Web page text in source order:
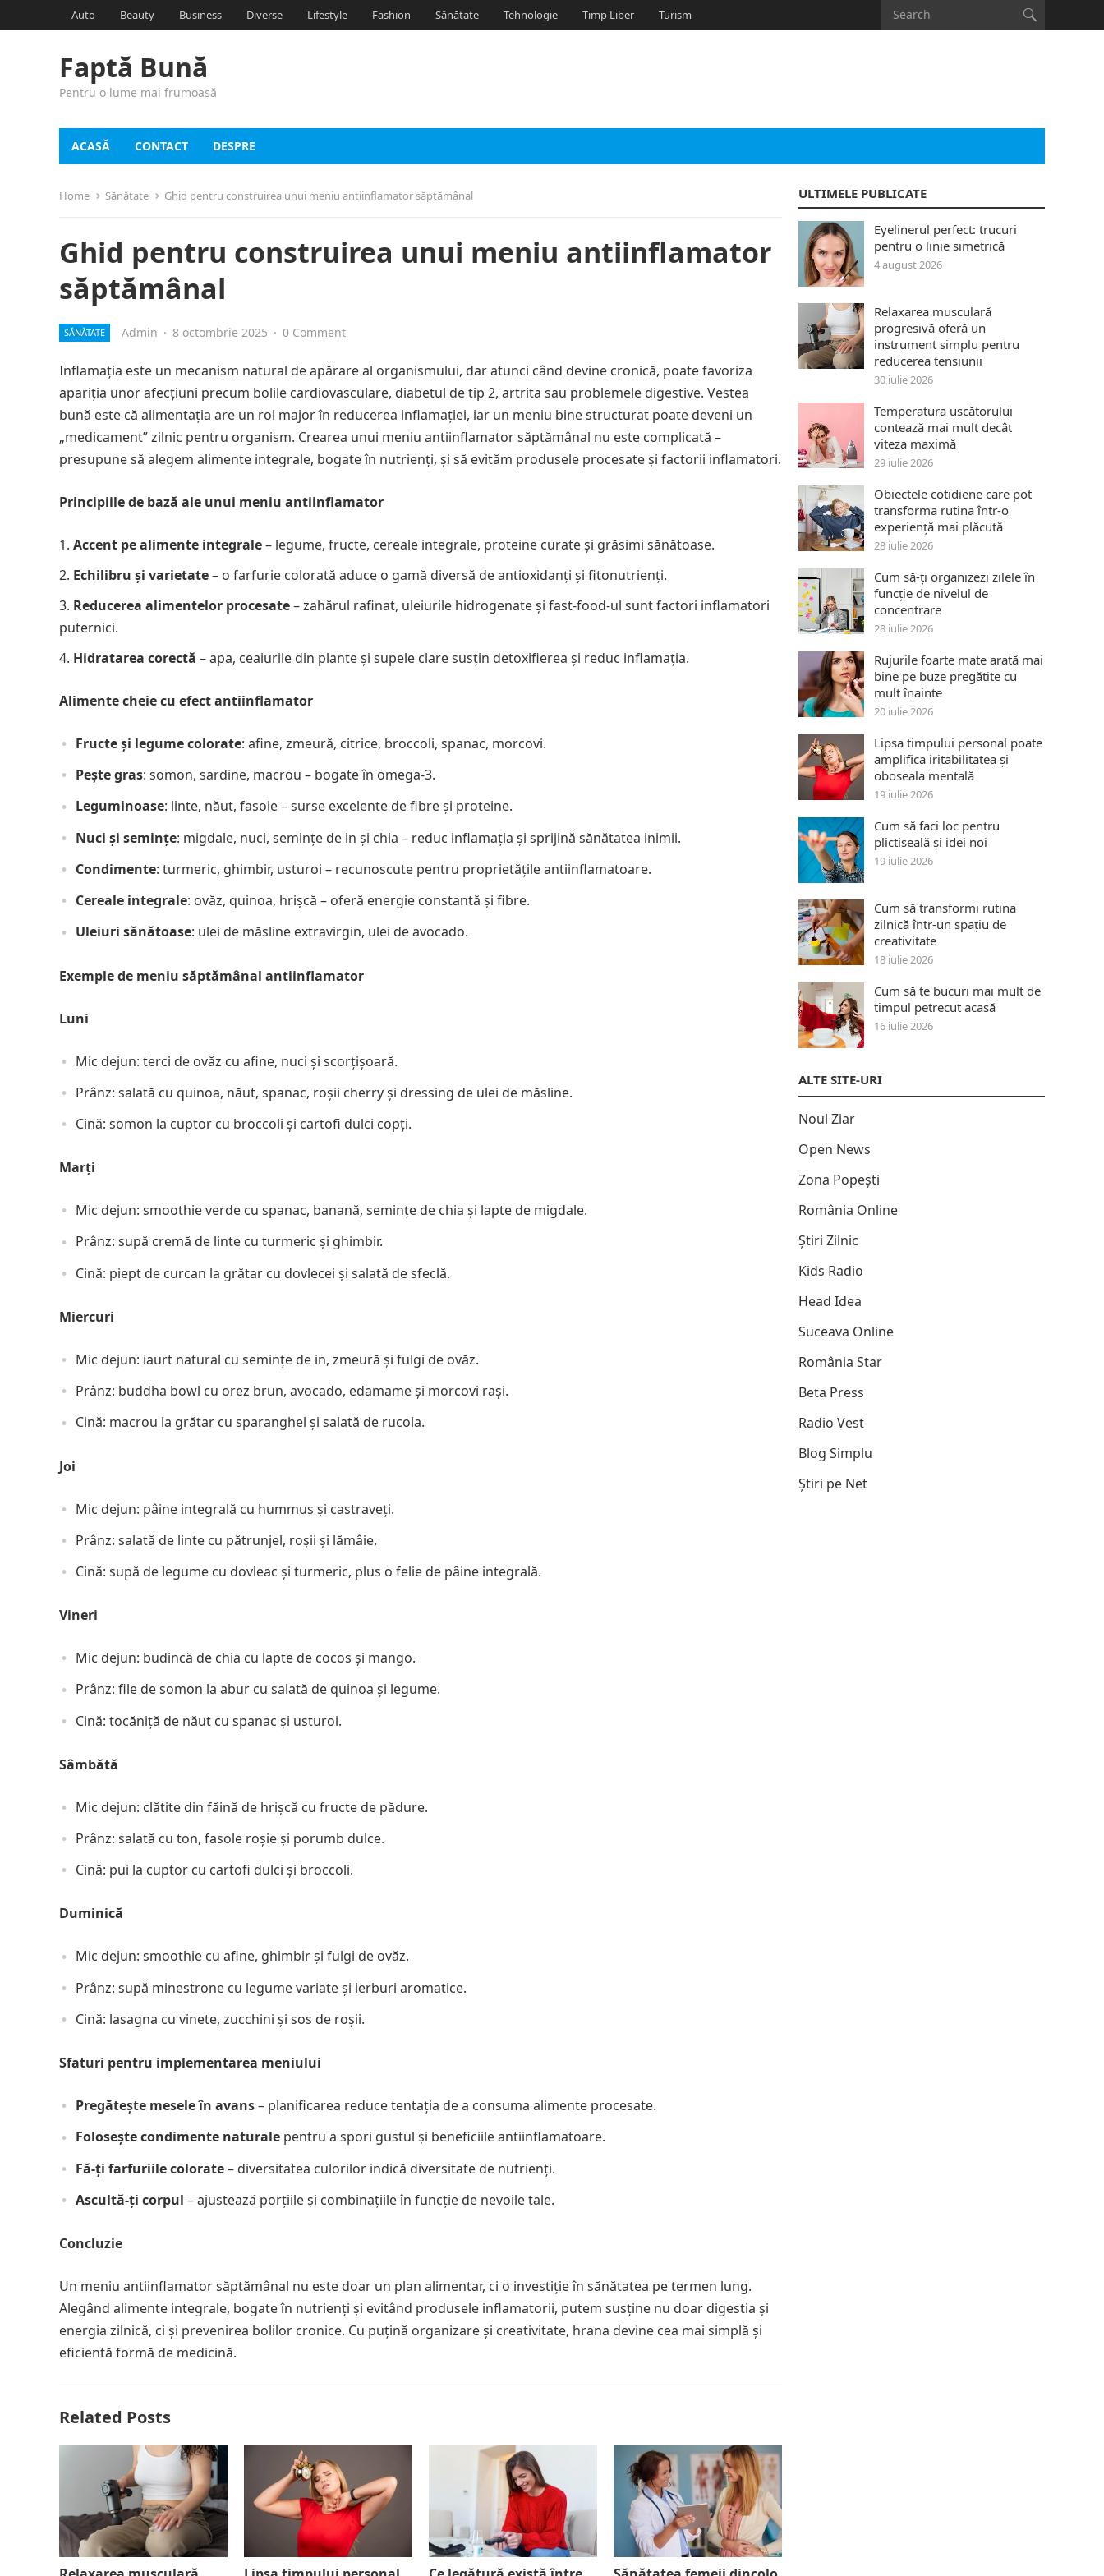
Auto Beauty Business Diverse Lifestyle Fashion Sănătate Tehnologie Timp Liber Turism
Faptă Bună
Pentru o lume mai frumoasă
ACASĂ CONTACT DESPRE
Home Sănătate Ghid pentru construirea unui meniu antiinflamator săptămânal
Ghid pentru construirea unui meniu antiinflamator
săptămânal
SĂNĂTATE Admin · 8 octombrie 2025 · 0 Comment
Inflamația este un mecanism natural de apărare al organismului, dar atunci când devine cronică, poate favoriza
apariția unor afecțiuni precum bolile cardiovasculare, diabetul de tip 2, artrita sau problemele digestive. Vestea
bună este că alimentația are un rol major în reducerea inflamației, iar un meniu bine structurat poate deveni un
„medicament” zilnic pentru organism. Crearea unui meniu antiinflamator săptămânal nu este complicată –
presupune să alegem alimente integrale, bogate în nutrienți, și să evităm produsele procesate și factorii inflamatori.
Principiile de bază ale unui meniu antiinflamator
Accent pe alimente integrale– legume, fructe, cereale integrale, proteine curate și grăsimi sănătoase.
Echilibru și varietate– o farfurie colorată aduce o gamă diversă de antioxidanți și fitonutrienți.
Reducerea alimentelor procesate– zahărul rafinat, uleiurile hidrogenate și fast-food-ul sunt factori inflamatori
puternici.
Hidratarea corectă – apa, ceaiurile din plante și supele clare susțin detoxifierea și reduc inflamația.
Alimente cheie cu efect antiinflamator
Fructe și legume colorate: afine, zmeură, citrice, broccoli, spanac, morcovi.
Pește gras: somon, sardine, macrou – bogate în omega-3.
Leguminoase: linte, năut, fasole – surse excelente de fibre și proteine.
Nuci și semințe: migdale, nuci, semințe de in și chia – reduc inflamația și sprijină sănătatea inimii.
Condimente: turmeric, ghimbir, usturoi – recunoscute pentru proprietățile antiinflamatoare.
Cereale integrale: ovăz, quinoa, hrișcă – oferă energie constantă și fibre.
Uleiuri sănătoase: ulei de măsline extravirgin, ulei de avocado.
Exemple de meniu săptămânal antiinflamator
Luni
Mic dejun: terci de ovăz cu afine, nuci și scorțișoară.
Prânz: salată cu quinoa, năut, spanac, roșii cherry și dressing de ulei de măsline.
Cină: somon la cuptor cu broccoli și cartofi dulci copți.
Marți
Mic dejun: smoothie verde cu spanac, banană, semințe de chia și lapte de migdale.
Prânz: supă cremă de linte cu turmeric și ghimbir.
Cină: piept de curcan la grătar cu dovlecei și salată de sfeclă.
Miercuri
Mic dejun: iaurt natural cu semințe de in, zmeură și fulgi de ovăz.
Prânz: buddha bowl cu orez brun, avocado, edamame și morcovi rași.
Cină: macrou la grătar cu sparanghel și salată de rucola.
Joi
Mic dejun: pâine integrală cu hummus și castraveți.
Prânz: salată de linte cu pătrunjel, roșii și lămâie.
Cină: supă de legume cu dovleac și turmeric, plus o felie de pâine integrală.
Vineri
Mic dejun: budincă de chia cu lapte de cocos și mango.
Prânz: file de somon la abur cu salată de quinoa și legume.
Cină: tocăniță de năut cu spanac și usturoi.
Sâmbătă
Mic dejun: clătite din făină de hrișcă cu fructe de pădure.
Prânz: salată cu ton, fasole roșie și porumb dulce.
Cină: pui la cuptor cu cartofi dulci și broccoli.
Duminică
Mic dejun: smoothie cu afine, ghimbir și fulgi de ovăz.
Prânz: supă minestrone cu legume variate și ierburi aromatice.
Cină: lasagna cu vinete, zucchini și sos de roșii.
Sfaturi pentru implementarea meniului
Pregătește mesele în avans– planificarea reduce tentația de a consuma alimente procesate.
Folosește condimente naturale pentru a spori gustul și beneficiile antiinflamatoare.
Fă-ți farfuriile colorate– diversitatea culorilor indică diversitate de nutrienți.
Ascultă-ți corpul – ajustează porțiile și combinațiile în funcție de nevoile tale.
Concluzie
Un meniu antiinflamator săptămânal nu este doar un plan alimentar, ci o investiție în sănătatea pe termen lung.
Alegând alimente integrale, bogate în nutrienți și evitând produsele inflamatorii, putem susține nu doar digestia și
energia zilnică, ci și prevenirea bolilor cronice. Cu puțină organizare și creativitate, hrana devine cea mai simplă și
eficientă formă de medicină.
Related Posts
ULTIMELE PUBLICATE
Eyelinerul perfect: trucuri
pentru o linie simetrică
4 august 2026
Relaxarea musculară
progresivă oferă un
instrument simplu pentru
reducerea tensiunii
30 iulie 2026
Temperatura uscătorului
contează mai mult decât
viteza maximă
29 iulie 2026
Obiectele cotidiene care pot
transforma rutina într-o
experiență mai plăcută
28 iulie 2026
Cum să-ți organizezi zilele în
funcție de nivelul de
concentrare
28 iulie 2026
Rujurile foarte mate arată mai
bine pe buze pregătite cu
mult înainte
20 iulie 2026
Lipsa timpului personal poate
amplifica iritabilitatea și
oboseala mentală
19 iulie 2026
Cum să faci loc pentru
plictiseală și idei noi
19 iulie 2026
Cum să transformi rutina
zilnică într-un spațiu de
creativitate
18 iulie 2026
Cum să te bucuri mai mult de
timpul petrecut acasă
16 iulie 2026
ALTE SITE-URI
Noul Ziar
Open News
Zona Popești
România Online
Știri Zilnic
Kids Radio
Head Idea
Suceava Online
România Star
Beta Press
Radio Vest
Blog Simplu
Știri pe Net